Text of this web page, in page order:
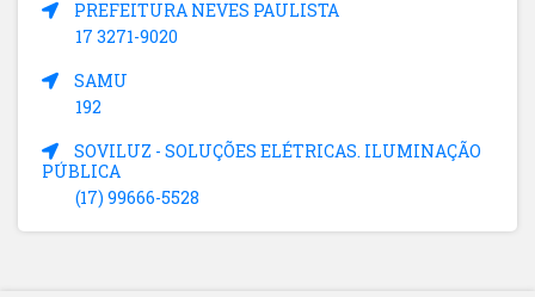
PREFEITURA NEVES PAULISTA
17 3271-9020
SAMU
192
SOVILUZ - SOLUÇÕES ELÉTRICAS. ILUMINAÇÃO
PÚBLICA
(17) 99666-5528